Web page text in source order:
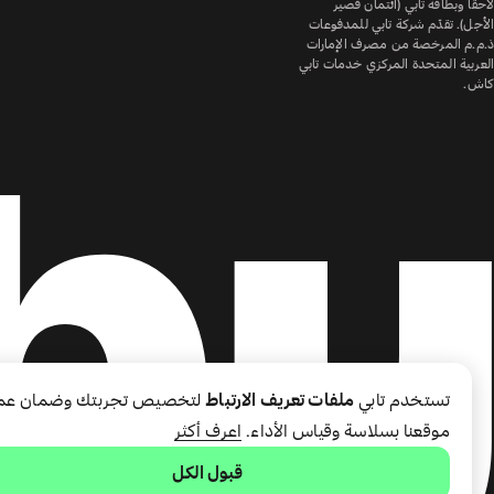
لاحقًا وبطاقة تابي (ائتمان قصير
الأجل). تقدّم شركة تابي للمدفوعات
ذ.م.م المرخصة من مصرف الإمارات
العربية المتحدة المركزي خدمات تابي
كاش.
تستخدم تابي ملفات تعريف الارتباطلتخصيص تجربتك وضمان
موقعنا بسلاسة وقياس الأداء. اعرف أكثر
قبول الكل